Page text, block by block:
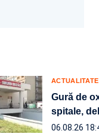
ACTUALITATE
Gură de
spitale,
06.08.26